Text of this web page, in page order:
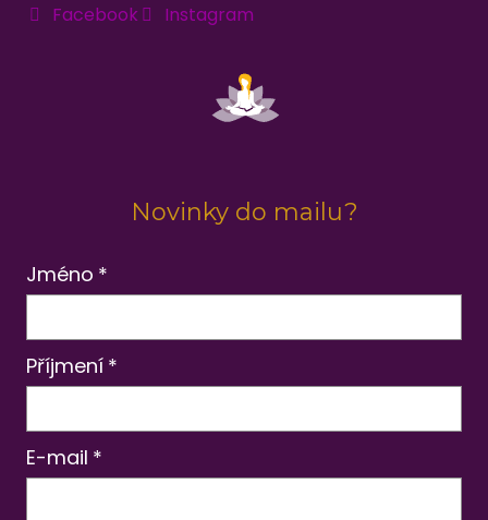
Facebook Instagram
Novinky do mailu?
Jméno *
Příjmení *
E-mail *